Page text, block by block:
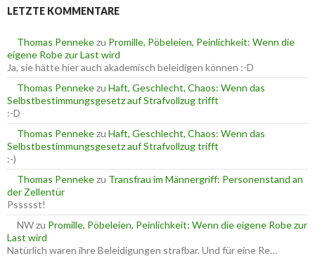
n
n
c
h
:
LETZTE KOMMENTARE
Thomas Pennekezu Promille, Pöbeleien, Peinlichkeit: Wenn die
eigene Robe zur Last wird
Ja, sie hätte hier auch akademisch beleidigen können :-D
Thomas Pennekezu Haft, Geschlecht, Chaos: Wenn das
Selbstbestimmungsgesetz auf Strafvollzug trifft
:-D
Thomas Pennekezu Haft, Geschlecht, Chaos: Wenn das
Selbstbestimmungsgesetz auf Strafvollzug trifft
:-)
Thomas Pennekezu Transfrau im Männergriff: Personenstand an
der Zellentür
Pssssst!
NWzu Promille, Pöbeleien, Peinlichkeit: Wenn die eigene Robe zur
Last wird
Natürlich waren ihre Beleidigungen strafbar. Und für eine Re…